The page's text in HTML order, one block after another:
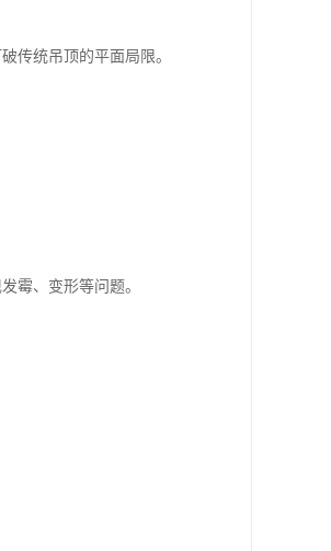
传统吊顶的平面局限。
霉、变形等问题。